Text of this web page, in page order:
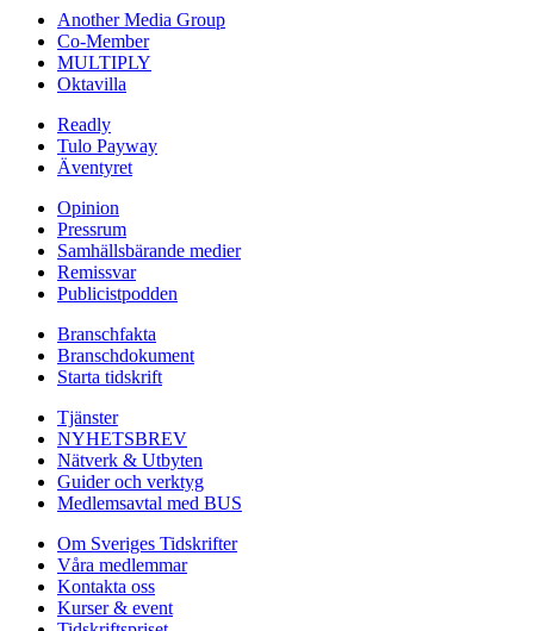
Another Media Group
Co-Member
MULTIPLY
Oktavilla
Readly
Tulo Payway
Äventyret
Opinion
Pressrum
Samhällsbärande medier
Remissvar
Publicistpodden
Branschfakta
Branschdokument
Starta tidskrift
Tjänster
NYHETSBREV
Nätverk & Utbyten
Guider och verktyg
Medlemsavtal med BUS
Om Sveriges Tidskrifter
Våra medlemmar
Kontakta oss
Kurser & event